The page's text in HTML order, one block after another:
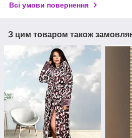
Всі умови повернення
З цим товаром також